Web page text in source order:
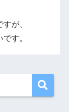
が、
す。